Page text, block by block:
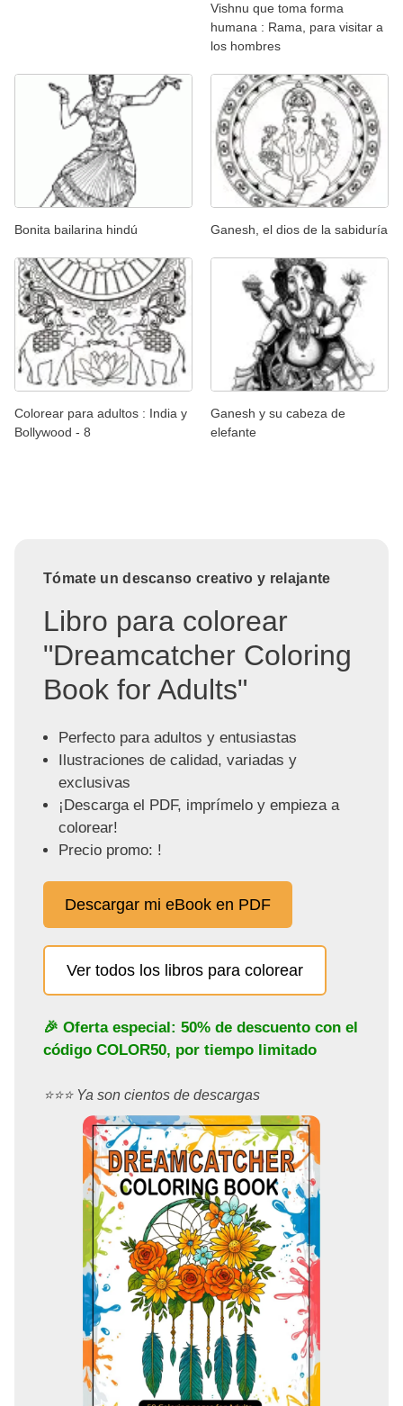
Vishnu que toma forma
humana : Rama, para visitar a
los hombres
Bonita bailarina hindú Ganesh, el dios de la sabiduría
Colorear para adultos : India y
Bollywood - 8
Ganesh y su cabeza de
elefante
Tómate un descanso creativo y relajante
Libro para colorear
"Dreamcatcher Coloring
Book for Adults"
Perfecto para adultos y entusiastas
Ilustraciones de calidad, variadas y
exclusivas
¡Descarga el PDF, imprímelo y empieza a
colorear!
Precio promo: !
Descargar mi eBook en PDF
Ver todos los libros para colorear
🎉 Oferta especial: 50% de descuento con el
código COLOR50, por tiempo limitado
⭐️⭐️⭐️ Ya son cientos de descargas